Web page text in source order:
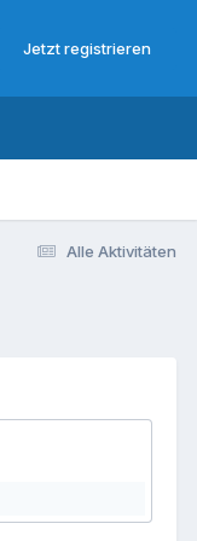
Jetzt registrieren
Alle Aktivitäten